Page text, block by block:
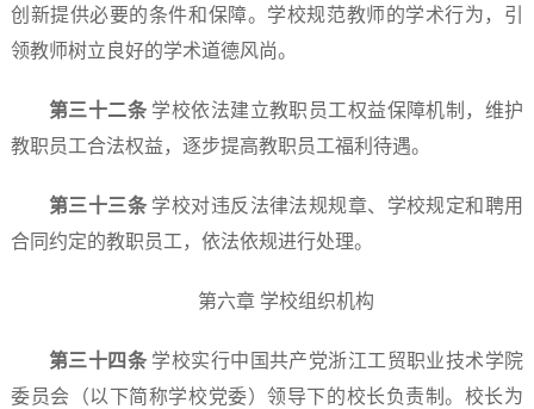
创新提供必要的条件和保障。学校规范教师的学术行为，引
领教师树立良好的学术道德风尚。
第三十二条 学校依法建立教职员工权益保障机制，维护
教职员工合法权益，逐步提高教职员工福利待遇。
第三十三条 学校对违反法律法规规章、学校规定和聘用
合同约定的教职员工，依法依规进行处理。
第六章 学校组织机构
第三十四条 学校实行中国共产党浙江工贸职业技术学院
委员会（以下简称学校党委）领导下的校长负责制。校长为